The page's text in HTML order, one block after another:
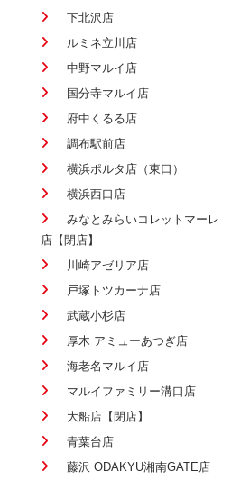
下北沢店
ルミネ立川店
中野マルイ店
国分寺マルイ店
府中くるる店
調布駅前店
横浜ポルタ店（東口）
横浜西口店
みなとみらいコレットマーレ
店【閉店】
川崎アゼリア店
戸塚トツカーナ店
武蔵小杉店
厚木 アミューあつぎ店
海老名マルイ店
マルイファミリー溝口店
大船店【閉店】
青葉台店
藤沢 ODAKYU湘南GATE店